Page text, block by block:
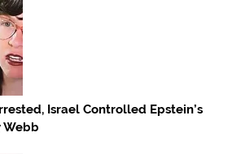
Israel Controlled Epstein’s
Webb